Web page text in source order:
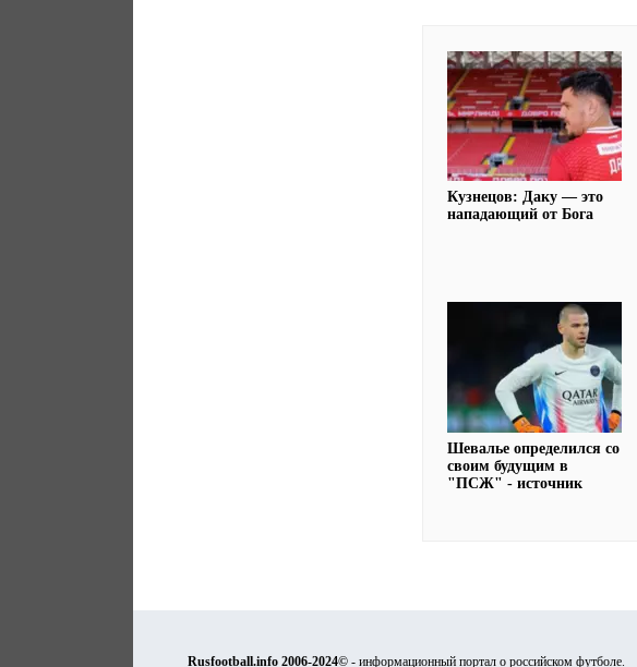
Кузнецов: Даку — это
нападающий от Бога
Шевалье определился со
своим будущим в
"ПСЖ" - источник
Rusfootball.info 2006-2024© - информационный портал о российском футболе.